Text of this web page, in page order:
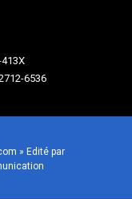
6536
» Edité par